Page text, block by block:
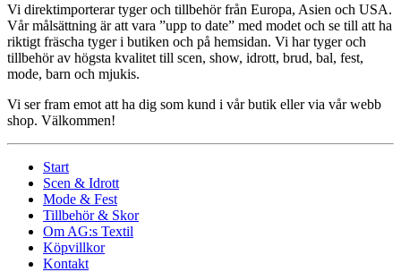
Vi direktimporterar tyger och tillbehör från Europa, Asien och USA.
Vår målsättning är att vara ”upp to date” med modet och se till att ha
riktigt fräscha tyger i butiken och på hemsidan. Vi har tyger och
tillbehör av högsta kvalitet till scen, show, idrott, brud, bal, fest,
mode, barn och mjukis.
Vi ser fram emot att ha dig som kund i vår butik eller via vår webb
shop. Välkommen!
Start
Scen & Idrott
Mode & Fest
Tillbehör & Skor
Om AG:s Textil
Köpvillkor
Kontakt